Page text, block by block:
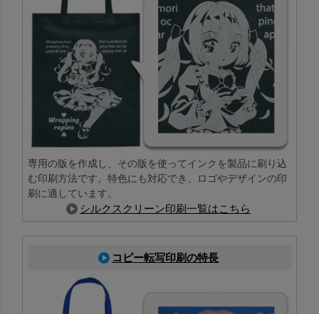
専用の版を作成し、その版を使ってインクを製品に刷り込
む印刷方法です。特色にも対応でき、ロゴやデザインの印
刷に適しています。
シルクスクリーン印刷一覧はこちら
コピー転写印刷の特長